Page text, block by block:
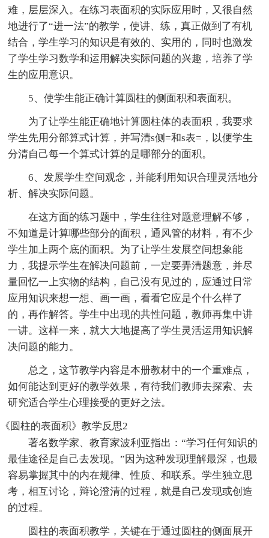
难，层层深入。在练习表面积的实际应用时，又很自然
地进行了“进一法”的教学，使讲、练，真正做到了有机
结合，学生学习的知识是有效的、实用的，同时也激发
了学生学习数学和运用解决实际问题的兴趣，培养了学
生的应用意识。
5、使学生能正确计算圆柱的侧面积和表面积。
为了让学生能正确地计算圆柱体的表面积，我要求
学生先用分部算式计算，并写清s侧=和s表=，以便学生
分清自己每一个算式计算的是哪部分的面积。
6、发展学生空间观念，并能利用知识合理灵活地分
析、解决实际问题。
在这方面的练习题中，学生往往对题意理解不够，
不知道是计算哪些部分的面积，通风管的材料，有不少
学生加上两个底的面积。为了让学生发展空间想象能
力，我提示学生在解决问题前，一定要弄清题意，并尽
量回忆一上实物的结构，自己没有见过的，应通过日常
应用知识来想一想、画一画，看看它应是个什么样了
的，再作解答。学生中出现的共性问题，教师再集中讲
一讲。这样一来，就大大地提高了学生灵活运用知识解
决问题的能力。
总之，这节教学内容是本册教材中的一个重难点，
如何能达到更好的教学效果，有待我们教师去探索、去
研究适合学生心理接受的更好之法。
《圆柱的表面积》教学反思2
著名数学家、教育家波利亚指出：“学习任何知识的
最佳途径是自己去发现。”因为这种发现理解最深，也最
容易掌握其中的内在规律、性质、和联系。学生独立思
考，相互讨论，辩论澄清的过程，就是自己发现或创造
的过程。
圆柱的表面积教学，关键在于通过圆柱的侧面展开